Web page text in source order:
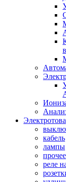
кабель
лампы
прочее
реле